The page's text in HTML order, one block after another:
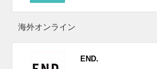
海外オンライン
END.